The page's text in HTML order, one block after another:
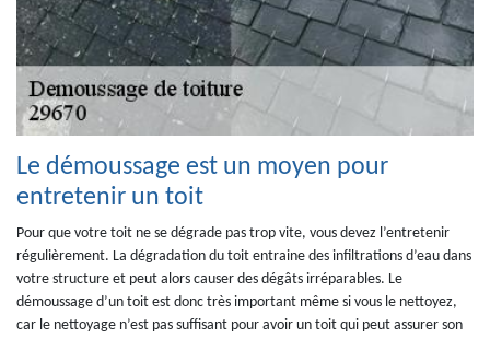
Le démoussage est un moyen pour
entretenir un toit
Pour que votre toit ne se dégrade pas trop vite, vous devez l’entretenir
régulièrement. La dégradation du toit entraine des infiltrations d’eau dans
votre structure et peut alors causer des dégâts irréparables. Le
démoussage d’un toit est donc très important même si vous le nettoyez,
car le nettoyage n’est pas suffisant pour avoir un toit qui peut assurer son